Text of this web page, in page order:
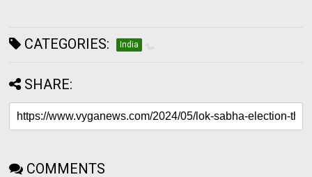
CATEGORIES: India
SHARE:
COMMENTS